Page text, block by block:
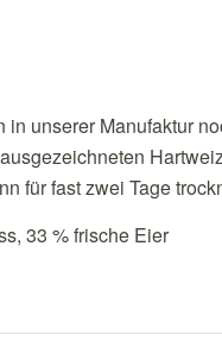
in unserer Manufaktur
für fast zwei Tage
33 % frische Eier